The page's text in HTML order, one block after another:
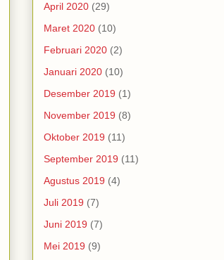
April 2020 (29)
Maret 2020 (10)
Februari 2020 (2)
Januari 2020 (10)
Desember 2019 (1)
November 2019 (8)
Oktober 2019 (11)
September 2019 (11)
Agustus 2019 (4)
Juli 2019 (7)
Juni 2019 (7)
Mei 2019 (9)